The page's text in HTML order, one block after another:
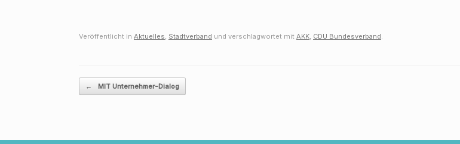
Veröffentlicht in Aktuelles Stadtverband und verschlagwortet mit AKK CDU Bundesverband
Beitragsnavigation
← MIT Unternehmer-Dialog